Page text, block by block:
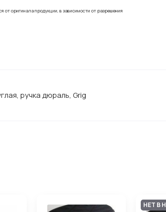
от оригинала продукции, в зависимости от разрешения
ручка дюраль, Grig
НЕТ В